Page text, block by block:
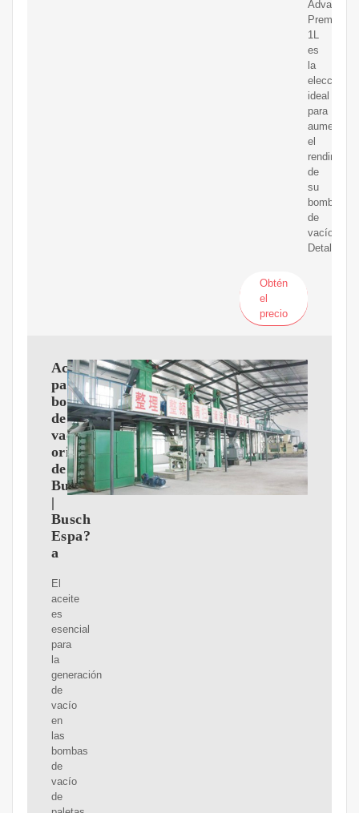
Advanced
Premium
1L
es
la
elección
ideal
para
aumentar
el
de
su
bomba
de
vacío.
Detalles
Obtén
el
precio
Aceites
para
bomba
de
vacío
originales
de
Busch
|
Busch
Espa?
a
El
aceite
es
esencial
para
la
generación
de
vacío
en
las
bombas
de
vacío
de